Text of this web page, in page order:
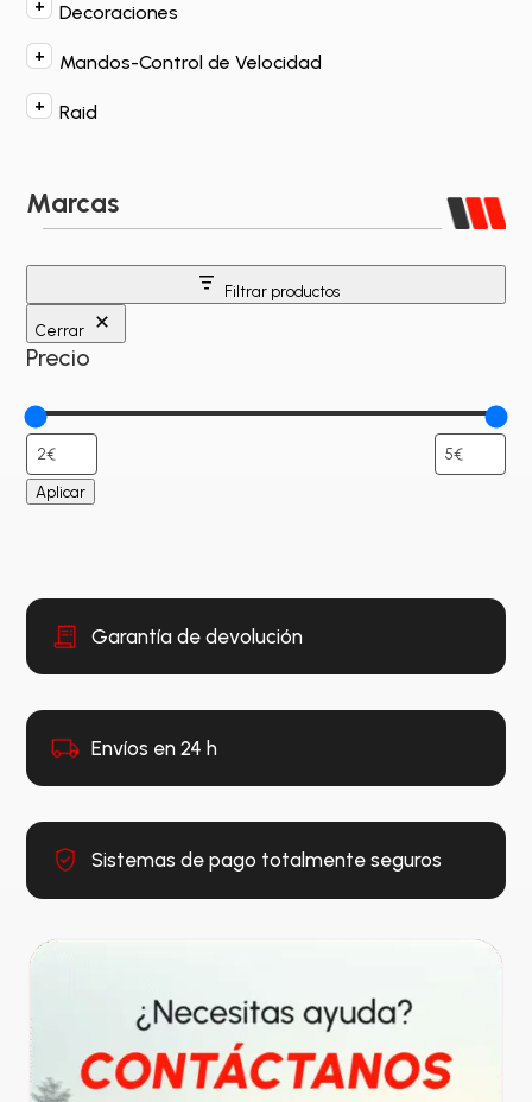
Decoraciones
Mandos-Control de Velocidad
Raid
Marcas
Filtrar productos
Cerrar
Precio
Aplicar
Garantía de devolución
Envíos en 24 h
Sistemas de pago totalmente seguros